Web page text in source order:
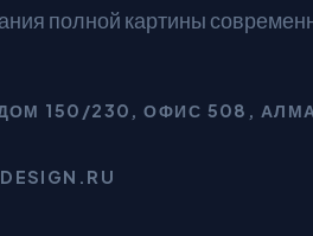
полной картины
150/230, ОФИС 508,